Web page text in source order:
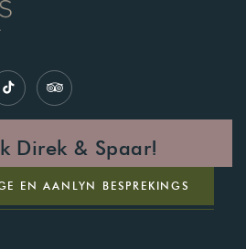
Direk & Spaar!
EN AANLYN BESPREKINGS